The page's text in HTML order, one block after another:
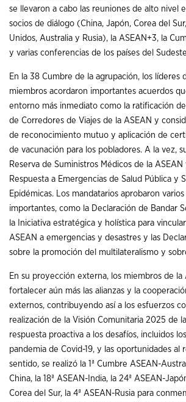
se llevaron a cabo las reuniones de alto nivel
socios de diálogo (China, Japón, Corea del
Unidos, Australia y Rusia), la ASEAN+3, la
y varias conferencias de los países del
En la 38 Cumbre de la agrupación, los líderes
miembros acordaron importantes acuerdos
entorno más inmediato como la ratificación
de Corredores de Viajes de la ASEAN y
de reconocimiento mutuo y aplicación de
de vacunación para los pobladores. A la vez,
Reserva de Suministros Médicos de la
Respuesta a Emergencias de Salud Pública y
Epidémicas. Los mandatarios aprobaron
importantes, como la Declaración de Bandar
la Iniciativa estratégica y holística para
ASEAN a emergencias y desastres y las
sobre la promoción del multilateralismo y
En su proyección externa, los miembros de la
fortalecer aún más las alianzas y la
externos, contribuyendo así a los esfuerzos
realización de la Visión Comunitaria 2025 de
respuesta proactiva a los desafíos, incluidos
pandemia de Covid-19, y las oportunidades al
sentido, se realizó la 1ª Cumbre ASEAN-
China, la 18ª ASEAN-India, la 24ª ASEAN-
Corea del Sur, la 4ª ASEAN-Rusia para